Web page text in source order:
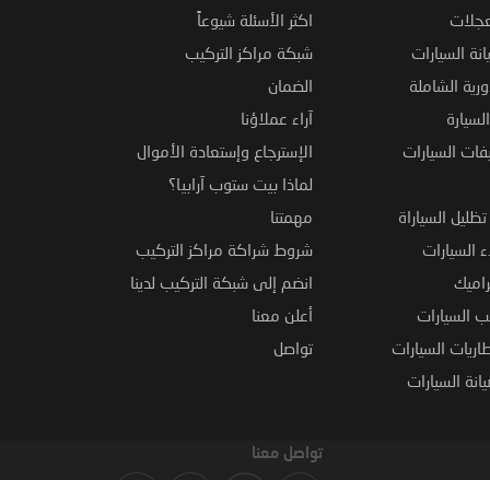
السيارات
الشاملة
السيارات
السياراة
السيارات
السيارات
السيارات
السيارات
اكثر الأسئلة شيوعاً
شبكة مراكز التركيب
الضمان
آراء عملاؤنا
الإسترجاع وإستعادة الأموال
لماذا بيت ستوب آرابيا؟
مهمتنا
شروط شراكة مراكز التركيب
انضم إلى شبكة التركيب لدينا
أعلن معنا
تواصل
تواصل معنا